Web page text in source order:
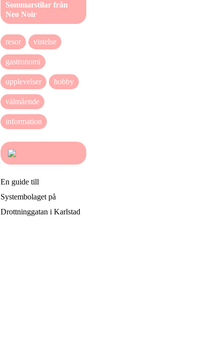
Sommarstilar från
Neo Noir
resor vistelse
gastronomi
upplevelser hobby
välmående
information
En guide till
Systembolaget på
Drottninggatan i Karlstad